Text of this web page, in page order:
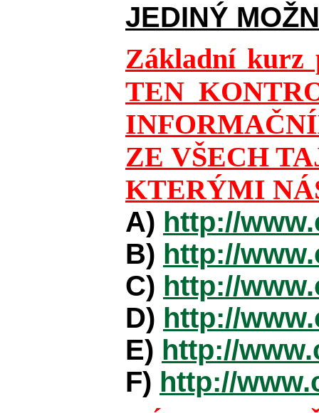
JEDINÝ
Základní kurz
TEN
ZE VŠECH
KTERÝMI
A) http://
B) http://
C) http://
D) http://
E) http://
F) http://